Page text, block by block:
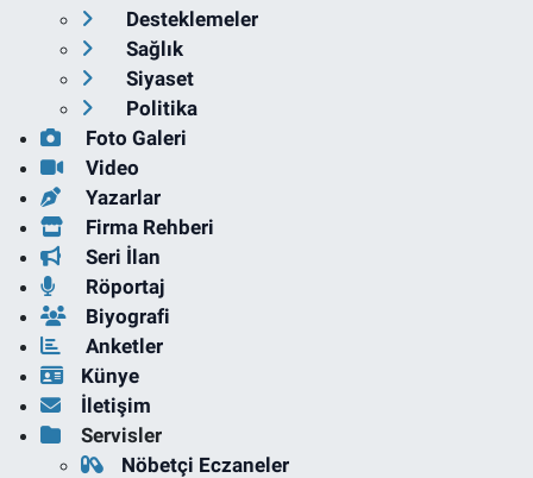
Desteklemeler
Sağlık
Siyaset
Politika
Foto Galeri
Video
Yazarlar
Firma Rehberi
Seri İlan
Röportaj
Biyografi
Anketler
Künye
İletişim
Servisler
Nöbetçi Eczaneler